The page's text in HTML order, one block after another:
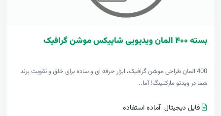
بسته ۴۰۰ المان ویدیویی شاپیکس موشن گرافیک
400 المان طراحی موشن گرافیک، ابزار حرفه ای و ساده برای خلق و تقویت برند
شما در ویدئو مارکتینگ! آما..
فایل دیجیتال آماده استفاده